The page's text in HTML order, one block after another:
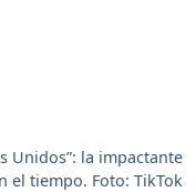
Unidos”: la impactante
el tiempo. Foto: TikTok